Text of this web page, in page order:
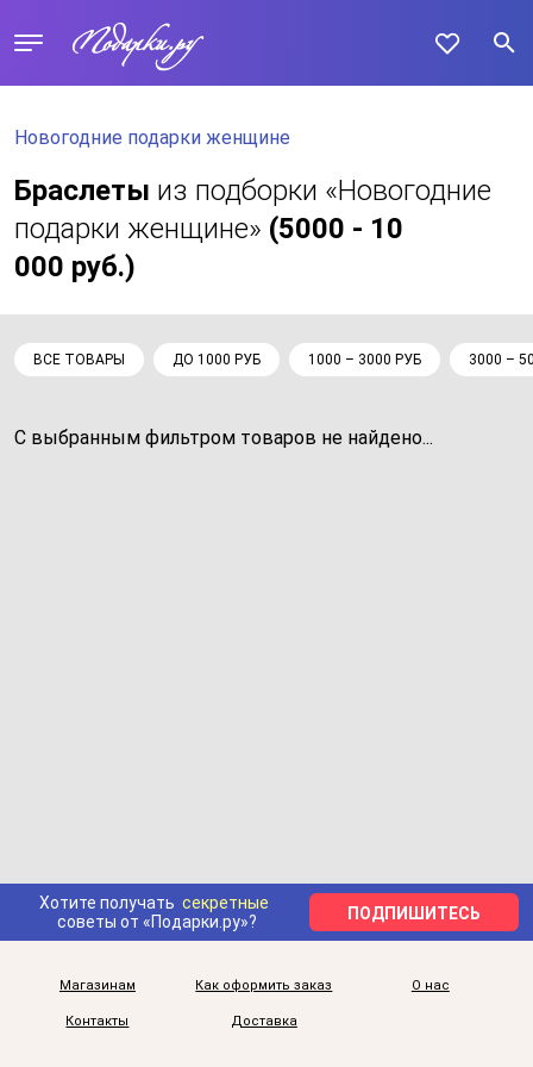
Новогодние подарки женщине
Браслеты из подборки «Новогодние
подарки женщине» (5000 - 10
000 руб.)
ВСЕ ТОВАРЫ ДО 1000 РУБ 1000 – 3000 РУБ 3000 –
С выбранным фильтром товаров не найдено...
Хотите получать секретные
советы от «Подарки.ру»?
ПОДПИШИТЕСЬ
Магазинам Как оформить заказ О нас
Контакты Доставка